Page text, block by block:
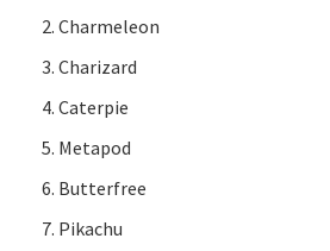
Charmeleon
Charizard
Caterpie
Metapod
Butterfree
Pikachu